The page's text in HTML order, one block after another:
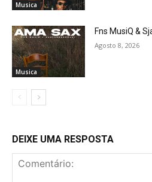
Musica
Musica
Fns MusiQ &
Agosto 8, 2026
DEIXE UMA RESPOSTA